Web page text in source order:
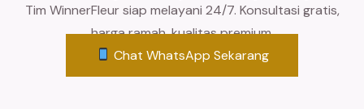
Tim WinnerFleur siap melayani 24/7. Konsultasi gratis,
harga ramah, kualitas premium.
Chat WhatsApp Sekarang